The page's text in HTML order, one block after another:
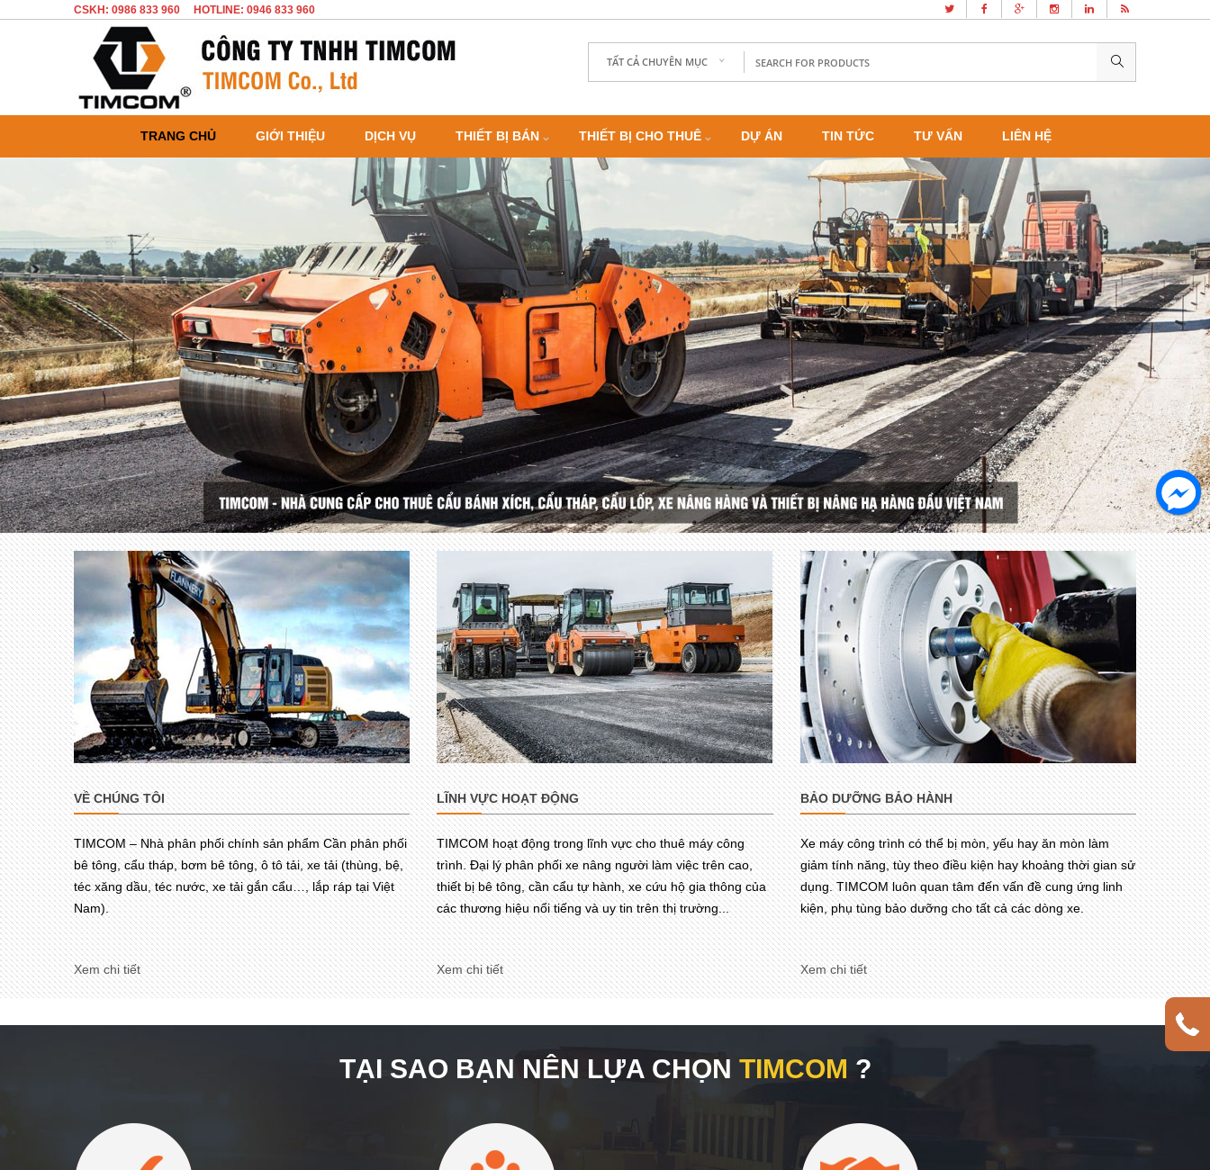
CSKH: 0986 833 960 HOTLINE: 0946 833 960
TẤT CẢ CHUYÊN MỤC
TRANG CHỦ GIỚI THIỆU DỊCH VỤ THIẾT BỊ BÁN THIẾT BỊ CHO THUÊ DỰ ÁN TIN TỨC TƯ VẤN LIÊN HỆ
VỀ CHÚNG TÔI
TIMCOM – Nhà phân phối chính sản phẩm Cần phân phối
bê tông, cẩu tháp, bơm bê tông, ô tô tải, xe tải (thùng, bệ,
téc xăng dầu, téc nước, xe tải gắn cẩu…, lắp ráp tại Việt
Nam).
Xem chi tiết
LĨNH VỰC HOẠT ĐỘNG
TIMCOM hoạt động trong lĩnh vực cho thuê máy công
trình. Đại lý phân phối xe nâng người làm việc trên cao,
thiết bị bê tông, cần cẩu tự hành, xe cứu hộ gia thông của
các thương hiệu nổi tiếng và uy tin trên thị trường...
Xem chi tiết
BẢO DƯỠNG BẢO HÀNH
Xe máy công trình có thể bị mòn, yếu hay ăn mòn làm
giảm tính năng, tùy theo điều kiện hay khoảng thời gian sử
dụng. TIMCOM luôn quan tâm đến vấn đề cung ứng linh
kiện, phụ tùng bảo dưỡng cho tất cả các dòng xe.
Xem chi tiết
TẠI SAO BẠN NÊN LỰA CHỌN TIMCOM ?